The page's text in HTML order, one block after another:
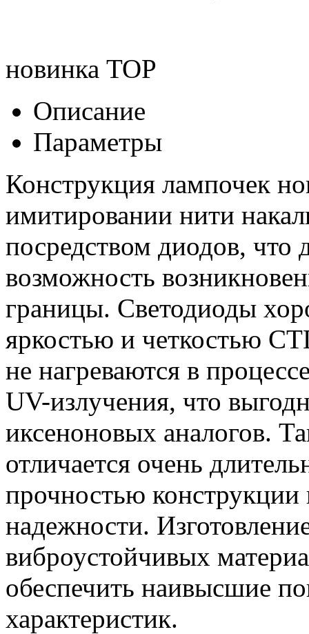
новинка TOP
Описание
Параметры
Конструкция лампочек
имитировании нити
посредством диодов,
возможность
границы. Светодиоды
яркостью и четкостью
не нагреваются в
UV-излучения, что
иксеноновых аналогов.
отличается очень
прочностью
надежности.
виброустойчивых
обеспечить наивысшие
характеристик.